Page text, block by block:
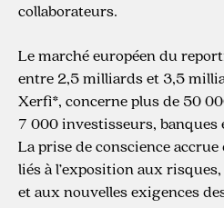
collaborateurs.
Le marché européen du
entre 2,5 milliards et 3,5
Xerfi*, concerne plus de 50
7 000 investisseurs, banques
La prise de conscience
liés à l’exposition aux
et aux nouvelles exigences